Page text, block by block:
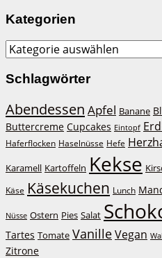
Kategorien
Kategorien
Schlagwörter
Abendessen Apfel Banane
Buttercreme Cupcakes Eintopf
Haferflocken Haselnüsse Hefe
Karamell Kartoffeln Kekse
Käse Käsekuchen Lunch
Nüsse Ostern Pies Salat
Tartes Tomate VanilleVegan
Zitrone